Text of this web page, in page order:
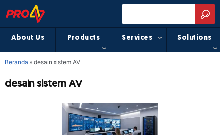
About Us Products Services Solutions
Beranda » desain sistem AV
desain sistem AV